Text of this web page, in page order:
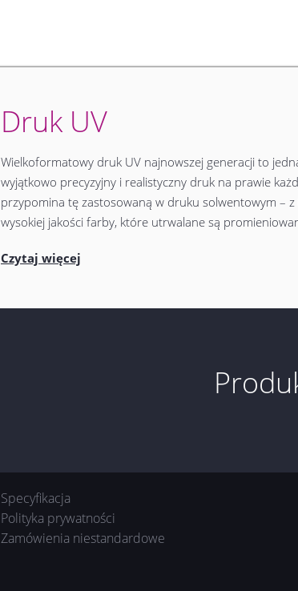
Druk UV
Wielkoformatowy druk UV najnowszej generacji to
wyjątkowo precyzyjny i realistyczny druk na prawie
przypomina tę zastosowaną w druku solwentowym –
wysokiej jakości farby, które utrwalane są
Czytaj więcej
Specyfikacja
Polityka prywatności
Zamówienia niestandardowe